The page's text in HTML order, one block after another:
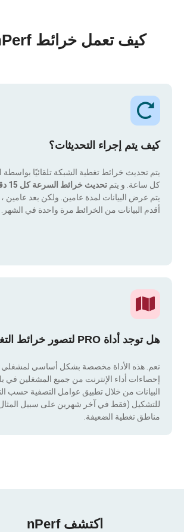
كيف تعمل خرائط nPerf؟
كيف يتم إجراء التحديثات؟
يتم تحديث خرائط تغطية الشبكة تلقائيًا بواسطة
كل ساعة. و يتم تحديث خرائط السرعة كل 15 دقيقة
يتم عرض البيانات لمدة عامين. ولكن بعد عامين ،
أقدم البيانات من الخرائط مرة واحدة في الشهر.
هل توجد أداة PRO لتصور خرائط التغطية؟
نعم. هذه الأداة مخصصة بشكل أساسي لمشغلي
إحصاءات أداء الإنترنت من جميع المشغلين في
للتشكيل (فقط في آخر شهرين على سبيل المثال).
مناطق تغطية الضعيفة.
اكتشف nPerf